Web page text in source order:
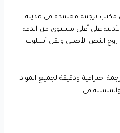
مكتب ترجمة معتمدة في مدينة
على أعلى مستوى من الدقة
روح النص الأصلي ونقل أسلوب
احترافية ودقيقة لجميع المواد
في: